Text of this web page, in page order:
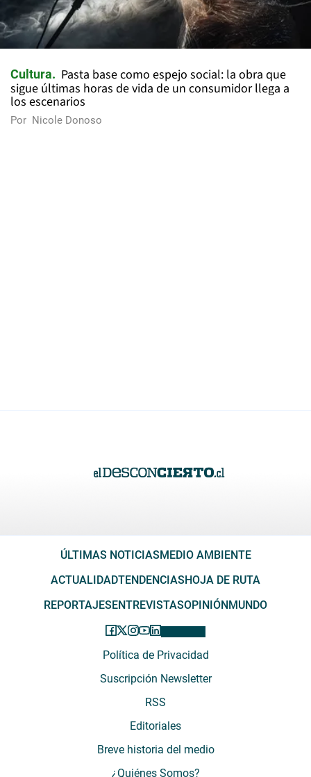
Cultura
Pasta base como espejo social: la obra que
sigue últimas horas de vida de un consumidor llega a
los escenarios
Por Nicole Donoso
ÚLTIMAS NOTICIAS MEDIO AMBIENTE
ACTUALIDADTENDENCIAS HOJA DE RUTA
REPORTAJES ENTREVISTASOPINIÓN MUNDO
Política de Privacidad
Suscripción Newsletter
RSS
Editoriales
Breve historia del medio
¿Quiénes Somos?